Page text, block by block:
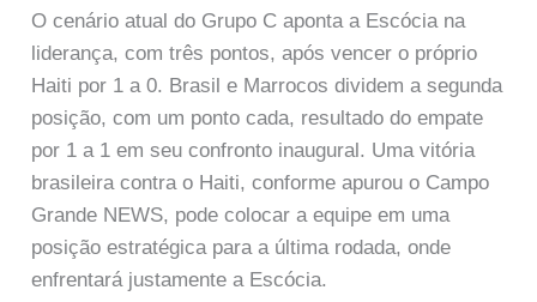
O cenário atual do Grupo C aponta a Escócia na
liderança, com três pontos, após vencer o próprio
Haiti por 1 a 0. Brasil e Marrocos dividem a segunda
posição, com um ponto cada, resultado do empate
por 1 a 1 em seu confronto inaugural. Uma vitória
brasileira contra o Haiti, conforme apurou o Campo
Grande NEWS, pode colocar a equipe em uma
posição estratégica para a última rodada, onde
enfrentará justamente a Escócia.